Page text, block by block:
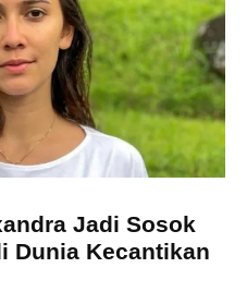
Jadi Sosok
Dunia Kecantikan